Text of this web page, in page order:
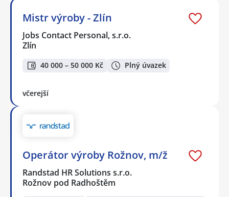
Mistr výroby - Zlín
Jobs Contact Personal, s.r.o.
Zlín
40 000 – 50 000 Kč Plný úvazek
včerejší
Operátor výroby Rožnov, m/ž
Randstad HR Solutions s.r.o.
Rožnov pod Radhoštěm